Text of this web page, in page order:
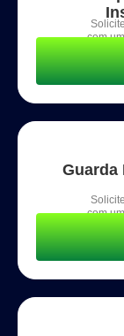
com
Guarda
com